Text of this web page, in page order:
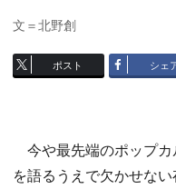
文＝北野創
ポスト シェ
今や最先端のポップカ
を語るうえで欠かせな